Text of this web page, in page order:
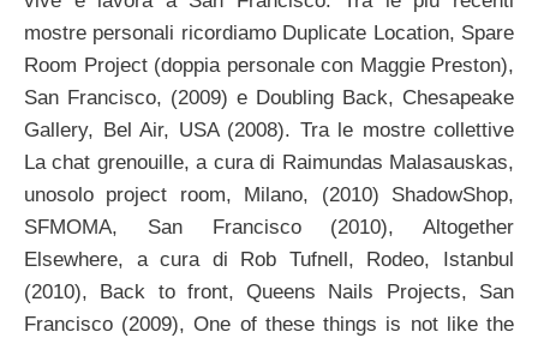
mostre personali ricordiamo Duplicate Location, Spare
Room Project (doppia personale con Maggie Preston),
San Francisco, (2009) e Doubling Back, Chesapeake
Gallery, Bel Air, USA (2008). Tra le mostre collettive
La chat grenouille, a cura di Raimundas Malasauskas,
unosolo project room, Milano, (2010) ShadowShop,
SFMOMA, San Francisco (2010), Altogether
Elsewhere, a cura di Rob Tufnell, Rodeo, Istanbul
(2010), Back to front, Queens Nails Projects, San
Francisco (2009), One of these things is not like the